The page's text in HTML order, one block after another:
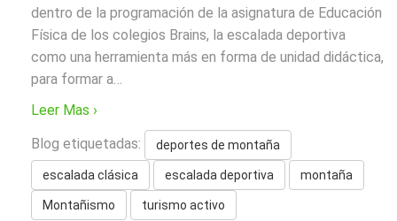
dentro de la programación de la asignatura de Educación
Física de los colegios Brains, la escalada deportiva
como una herramienta más en forma de unidad didáctica,
para formar a…
Leer Mas ›
Blog etiquetadas: deportes de montaña
escalada clásica escalada deportiva montaña
Montañismo turismo activo